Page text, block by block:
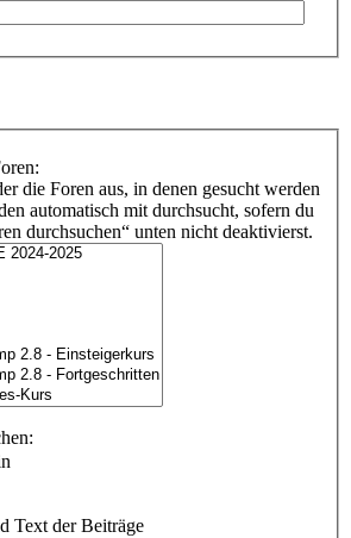
die Foren aus, in denen gesucht werden
automatisch mit durchsucht, sofern du
durchsuchen“ unten nicht deaktivierst.
Text der Beiträge